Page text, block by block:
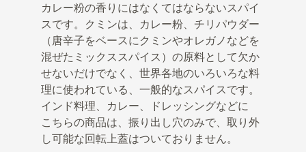
カレー粉の香りにはなくてはならないスパイ
スです。クミンは、カレー粉、チリパウダー
（唐辛子をベースにクミンやオレガノなどを
混ぜたミックススパイス）の原料として欠か
せないだけでなく、世界各地のいろいろな料
理に使われている、一般的なスパイスです。
インド料理、カレー、ドレッシングなどに
こちらの商品は、振り出し穴のみで、取り外
し可能な回転上蓋はついておりません。